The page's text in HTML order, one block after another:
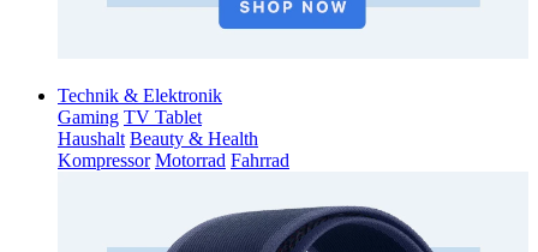
Technik & Elektronik
Gaming TV Tablet
Haushalt Beauty & Health
Kompressor Motorrad Fahrrad